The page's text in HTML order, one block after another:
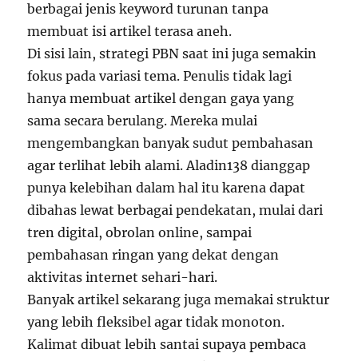
berbagai jenis keyword turunan tanpa
membuat isi artikel terasa aneh.
Di sisi lain, strategi PBN saat ini juga semakin
fokus pada variasi tema. Penulis tidak lagi
hanya membuat artikel dengan gaya yang
sama secara berulang. Mereka mulai
mengembangkan banyak sudut pembahasan
agar terlihat lebih alami. Aladin138 dianggap
punya kelebihan dalam hal itu karena dapat
dibahas lewat berbagai pendekatan, mulai dari
tren digital, obrolan online, sampai
pembahasan ringan yang dekat dengan
aktivitas internet sehari-hari.
Banyak artikel sekarang juga memakai struktur
yang lebih fleksibel agar tidak monoton.
Kalimat dibuat lebih santai supaya pembaca